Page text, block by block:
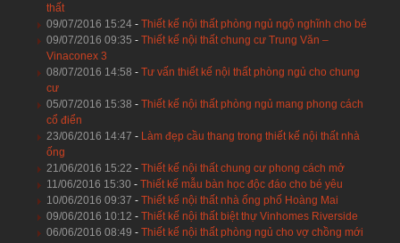
thất
09/07/2016 15:24- Thiết kế nội thất phòng ngủ ngộ nghĩnh cho bé
09/07/2016 09:35 - Thiết kế nội thất chung cư Trung Văn –
Vinaconex 3
08/07/2016 14:58 - Tư vấn thiết kế nội thất phòng ngủ cho chung
cư
05/07/2016 15:38 - Thiết kế nội thất phòng ngủ mang phong cách
cổ điển
23/06/2016 14:47 - Làm đẹp cầu thang trong thiết kế nội thất nhà
ống
21/06/2016 15:22 - Thiết kế nội thất chung cư phong cách mở
11/06/2016 15:30 - Thiết kế mẫu bàn học độc đáo cho bé yêu
10/06/2016 09:37 - Thiết kế nội thất nhà ống phố Hoàng Mai
09/06/2016 10:12 - Thiết kế nội thất biệt thự Vinhomes Riverside
06/06/2016 08:49 - Thiết kế nội thất phòng ngủ cho vợ chồng mới